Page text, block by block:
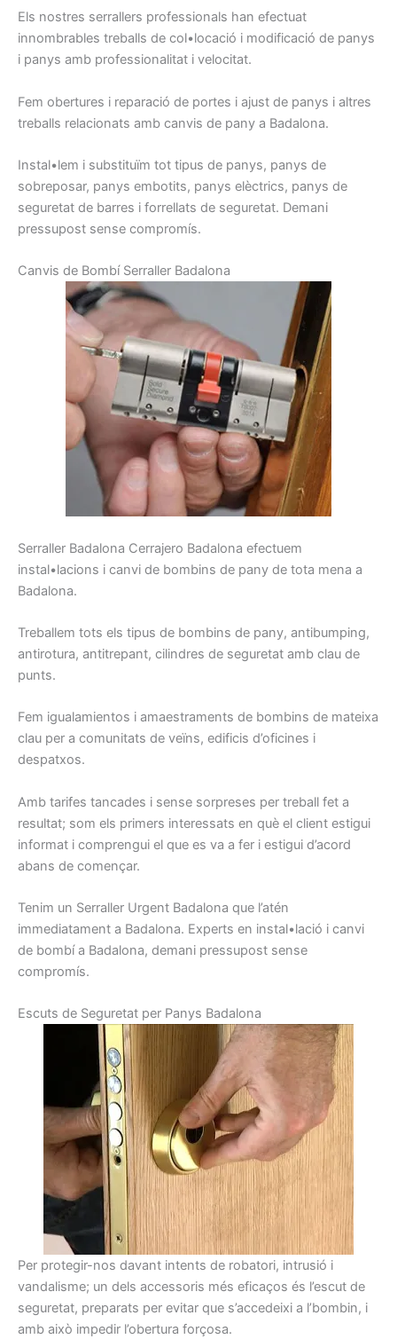
Els nostres serrallers professionals han efectuat
innombrables treballs de col•locació i modificació de panys
i panys amb professionalitat i velocitat.
Fem obertures i reparació de portes i ajust de panys i altres
treballs relacionats amb canvis de pany a Badalona.
Instal•lem i substituïm tot tipus de panys, panys de
sobreposar, panys embotits, panys elèctrics, panys de
seguretat de barres i forrellats de seguretat. Demani
pressupost sense compromís.
Canvis de Bombí Serraller Badalona
Serraller Badalona Cerrajero Badalona efectuem
instal•lacions i canvi de bombins de pany de tota mena a
Badalona.
Treballem tots els tipus de bombins de pany, antibumping,
antirotura, antitrepant, cilindres de seguretat amb clau de
punts.
Fem igualamientos i amaestraments de bombins de mateixa
clau per a comunitats de veïns, edificis d’oficines i
despatxos.
Amb tarifes tancades i sense sorpreses per treball fet a
resultat; som els primers interessats en què el client estigui
informat i comprengui el que es va a fer i estigui d’acord
abans de començar.
Tenim un Serraller Urgent Badalona que l’atén
immediatament a Badalona. Experts en instal•lació i canvi
de bombí a Badalona, demani pressupost sense
compromís.
Escuts de Seguretat per Panys Badalona
Per protegir-nos davant intents de robatori, intrusió i
vandalisme; un dels accessoris més eficaços és l’escut de
seguretat, preparats per evitar que s’accedeixi a l’bombin, i
amb això impedir l’obertura forçosa.